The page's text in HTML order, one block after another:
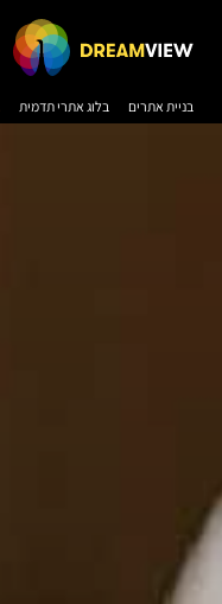
בניית אתרים בלוג אתרי תדמית